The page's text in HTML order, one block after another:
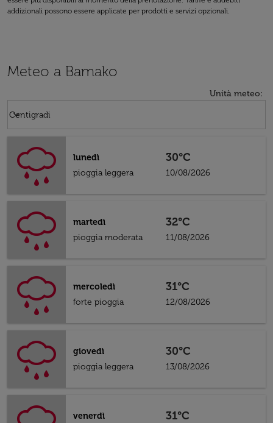
addizionali possono essere applicate per prodotti e servizi opzionali.
Meteo a Bamako
Unità meteo:
Centigradi
keyboard_arrow_down
lunedì
pioggia leggera
30°C
10/08/2026
martedì
pioggia moderata
32°C
11/08/2026
mercoledì
forte pioggia
31°C
12/08/2026
giovedì
pioggia leggera
30°C
13/08/2026
venerdì
31°C